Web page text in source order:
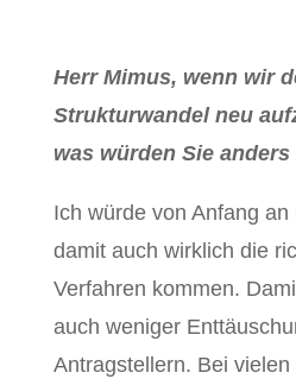
Herr Mimus, wenn wir
Strukturwandel neu
was würden Sie
Ich würde von Anfang
damit auch wirklich die
Verfahren kommen.
auch weniger
Antragstellern. Bei